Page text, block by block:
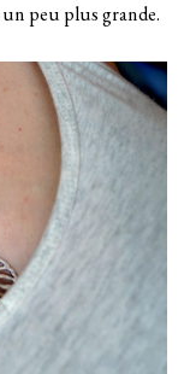
peu plus grande.